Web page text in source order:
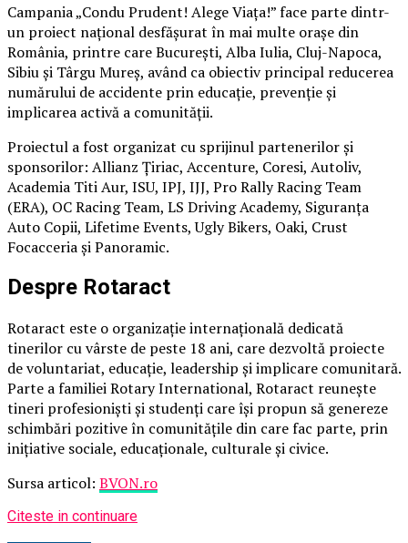
Campania „Condu Prudent! Alege Viața!” face parte dintr-
un proiect național desfășurat în mai multe orașe din
România, printre care București, Alba Iulia, Cluj-Napoca,
Sibiu și Târgu Mureș, având ca obiectiv principal reducerea
numărului de accidente prin educație, prevenție și
implicarea activă a comunității.
Proiectul a fost organizat cu sprijinul partenerilor și
sponsorilor: Allianz Țiriac, Accenture, Coresi, Autoliv,
Academia Titi Aur, ISU, IPJ, IJJ, Pro Rally Racing Team
(ERA), OC Racing Team, LS Driving Academy, Siguranța
Auto Copii, Lifetime Events, Ugly Bikers, Oaki, Crust
Focacceria și Panoramic.
Despre Rotaract
Rotaract este o organizație internațională dedicată
tinerilor cu vârste de peste 18 ani, care dezvoltă proiecte
de voluntariat, educație, leadership și implicare comunitară.
Parte a familiei Rotary International, Rotaract reunește
tineri profesioniști și studenți care își propun să genereze
schimbări pozitive în comunitățile din care fac parte, prin
inițiative sociale, educaționale, culturale și civice.
Sursa articol: BVON.ro
Citeste in continuare